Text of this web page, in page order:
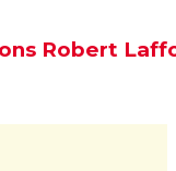
Robert